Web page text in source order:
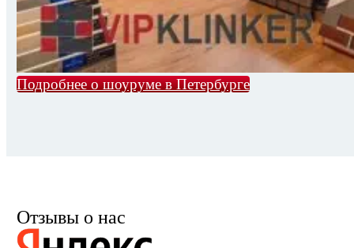
Подробнее о шоуруме в Петербурге
Отзывы о нас